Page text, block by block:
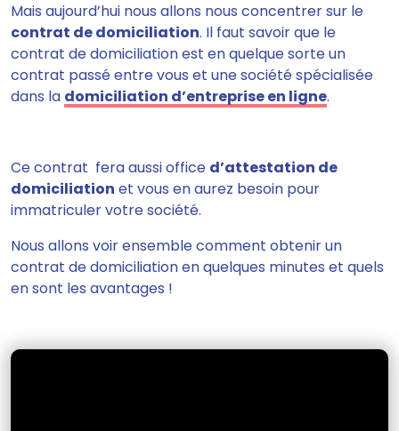
Mais aujourd’hui nous allons nous concentrer sur le
contrat de domiciliation. Il faut savoir que le
contrat de domiciliation est en quelque sorte un
contrat passé entre vous et une société spécialisée
dans la domiciliation d’entreprise en ligne.
Ce contrat fera aussi office d’attestation de
domiciliation et vous en aurez besoin pour
immatriculer votre société.
Nous allons voir ensemble comment obtenir un
contrat de domiciliation en quelques minutes et quels
en sont les avantages !